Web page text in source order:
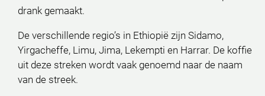
drank gemaakt.
De verschillende regio’s in Ethiopië zijn Sidamo,
Yirgacheffe, Limu, Jima, Lekempti en Harrar. De koffie
uit deze streken wordt vaak genoemd naar de naam
van de streek.